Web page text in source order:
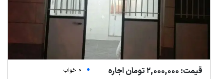
قیمت: 2,000,000 تومان اجاره
0 خواب